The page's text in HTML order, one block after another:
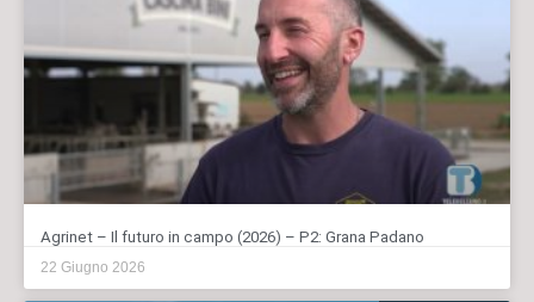
Agrinet – Il futuro in campo (2026) – P2: Grana Padano
22 Giugno 2026